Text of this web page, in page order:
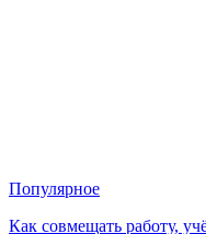
Популярное
Как совмещать работу,